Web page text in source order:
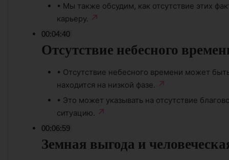
• Мы также обсудим, как отсутствие этих
карьеру.
00:04:40
Отсутствие небесного
• Отсутствие небесного времени может
находится на низкой фазе.
• Это может указывать на отсутствие
ситуацию.
00:06:59
Земная выгода и